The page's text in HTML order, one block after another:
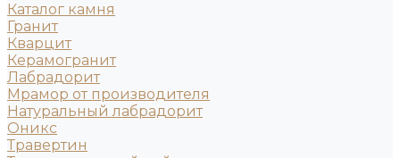
Каталог камня
Гранит
Кварцит
Керамогранит
Лабрадорит
Мрамор от производителя
Натуральный лабрадорит
Оникс
Травертин